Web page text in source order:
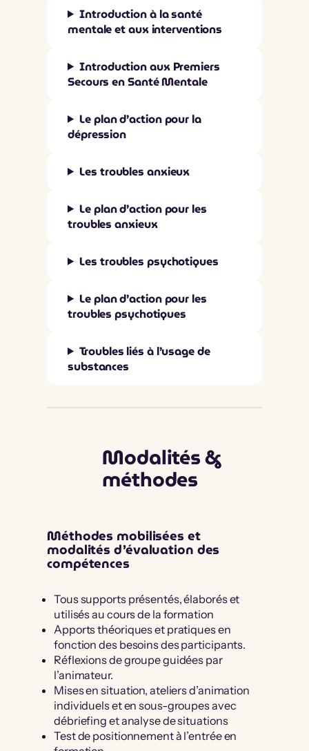
Introduction à la santé
mentale et aux interventions
Introduction aux Premiers
Secours en Santé Mentale
Le plan d’action pour la
dépression
Les troubles anxieux
Le plan d’action pour les
troubles anxieux
Les troubles psychotiques
Le plan d’action pour les
troubles psychotiques
Troubles liés à l’usage de
substances
Modalités &
méthodes
Méthodes mobilisées et
modalités d’évaluation des
compétences
Tous supports présentés, élaborés et
utilisés au cours de la formation
Apports théoriques et pratiques en
fonction des besoins des participants.
Réflexions de groupe guidées par
l’animateur.
Mises en situation, ateliers d’animation
individuels et en sous-groupes avec
débriefing et analyse de situations
Test de positionnement à l’entrée en